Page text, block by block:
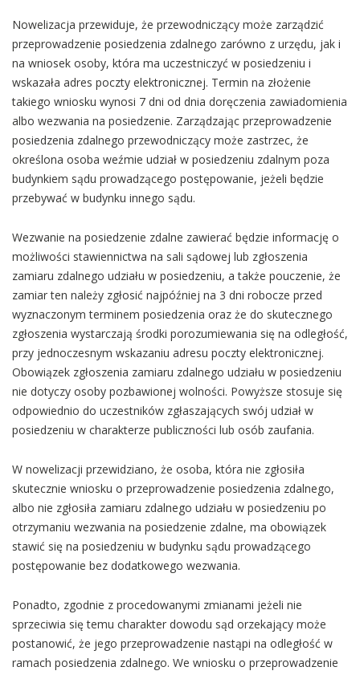
Nowelizacja przewiduje, że przewodniczący może zarządzić
przeprowadzenie posiedzenia zdalnego zarówno z urzędu, jak i
na wniosek osoby, która ma uczestniczyć w posiedzeniu i
wskazała adres poczty elektronicznej. Termin na złożenie
takiego wniosku wynosi 7 dni od dnia doręczenia zawiadomienia
albo wezwania na posiedzenie. Zarządzając przeprowadzenie
posiedzenia zdalnego przewodniczący może zastrzec, że
określona osoba weźmie udział w posiedzeniu zdalnym poza
budynkiem sądu prowadzącego postępowanie, jeżeli będzie
przebywać w budynku innego sądu.
Wezwanie na posiedzenie zdalne zawierać będzie informację o
możliwości stawiennictwa na sali sądowej lub zgłoszenia
zamiaru zdalnego udziału w posiedzeniu, a także pouczenie, że
zamiar ten należy zgłosić najpóźniej na 3 dni robocze przed
wyznaczonym terminem posiedzenia oraz że do skutecznego
zgłoszenia wystarczają środki porozumiewania się na odległość,
przy jednoczesnym wskazaniu adresu poczty elektronicznej.
Obowiązek zgłoszenia zamiaru zdalnego udziału w posiedzeniu
nie dotyczy osoby pozbawionej wolności. Powyższe stosuje się
odpowiednio do uczestników zgłaszających swój udział w
posiedzeniu w charakterze publiczności lub osób zaufania.
W nowelizacji przewidziano, że osoba, która nie zgłosiła
skutecznie wniosku o przeprowadzenie posiedzenia zdalnego,
albo nie zgłosiła zamiaru zdalnego udziału w posiedzeniu po
otrzymaniu wezwania na posiedzenie zdalne, ma obowiązek
stawić się na posiedzeniu w budynku sądu prowadzącego
postępowanie bez dodatkowego wezwania.
Ponadto, zgodnie z procedowanymi zmianami jeżeli nie
sprzeciwia się temu charakter dowodu sąd orzekający może
postanowić, że jego przeprowadzenie nastąpi na odległość w
ramach posiedzenia zdalnego. We wniosku o przeprowadzenie